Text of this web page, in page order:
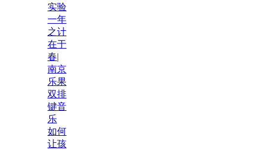
实验
一年
之计
在于
春|
南京
乐果
双排
键音
乐
如何
让孩